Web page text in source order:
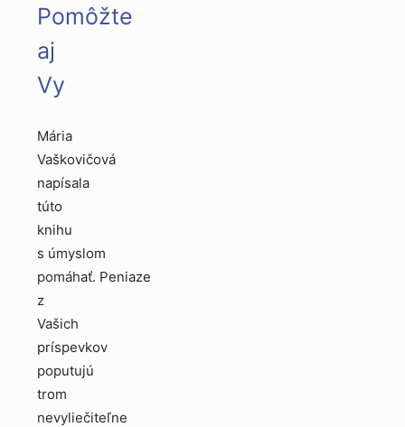
Pomôžte
aj
Vy
Mária
Vaškovičová
napísala
túto
knihu
s úmyslom
pomáhať. Peniaze
z
Vašich
príspevkov
poputujú
trom
nevyliečiteľne